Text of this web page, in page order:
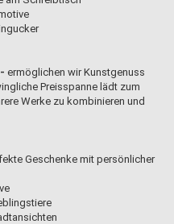
ermöglichen wir Kunstgenuss
Preisspanne lädt zum
Werke zu kombinieren und
Geschenke mit persönlicher